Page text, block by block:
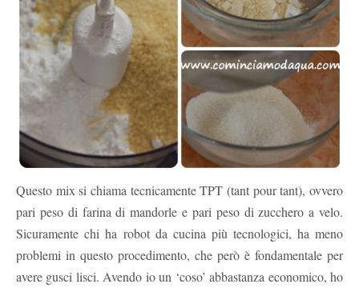
Questo mix si chiama tecnicamente TPT (tant pour tant), ovvero
pari peso di farina di mandorle e pari peso di zucchero a velo.
Sicuramente chi ha robot da cucina più tecnologici, ha meno
problemi in questo procedimento, che però è fondamentale per
avere gusci lisci. Avendo io un ‘coso’ abbastanza economico, ho